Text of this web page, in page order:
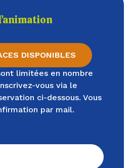
DISPONIBLES
limitées en nombre
vous via le
ci-dessous. Vous
par mail.